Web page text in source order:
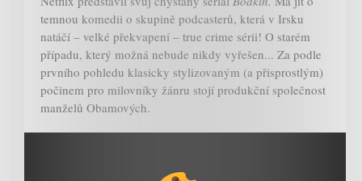
temnou komedii o skupině podcasterů, která v Irsku
natáčí – velké překvapení – true crime sérii! O starém
případu, který možná nebude nikdy vyřešen... Za podle
prvního pohledu klasicky stylizovaným (a přisprostlým)
počinem pro milovníky žánru stojí produkční společnost
manželů Obamových.